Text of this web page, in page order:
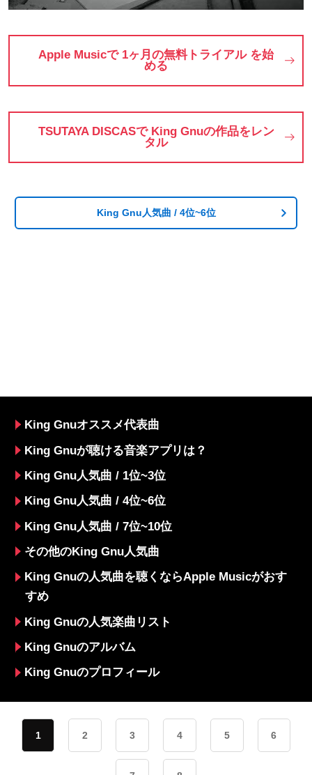
Apple Musicで 1ヶ月の無料トライアル を始
める
TSUTAYA DISCASで King Gnuの作品をレン
タル
King Gnu人気曲 / 4位~6位
King Gnuオススメ代表曲
King Gnuが聴ける音楽アプリは？
King Gnu人気曲 / 1位~3位
King Gnu人気曲 / 4位~6位
King Gnu人気曲 / 7位~10位
その他のKing Gnu人気曲
King Gnuの人気曲を聴くならApple Musicがおす
すめ
King Gnuの人気楽曲リスト
King Gnuのアルバム
King Gnuのプロフィール
1 2 3 4 5 6